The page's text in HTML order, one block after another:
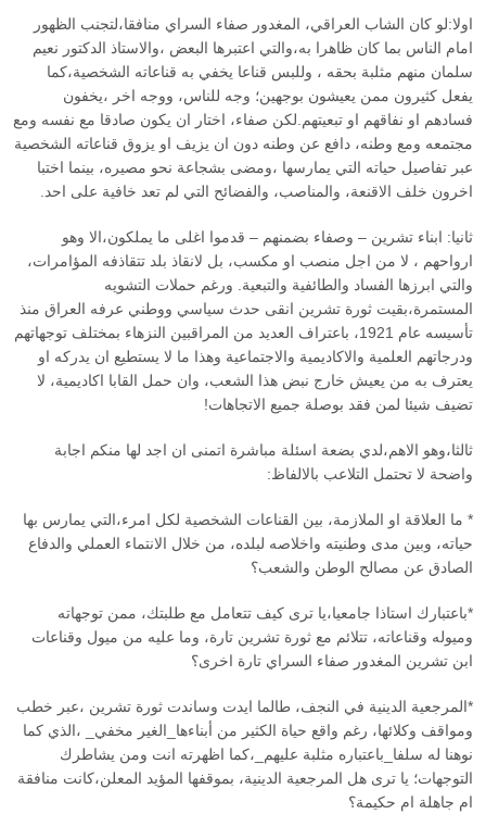
اولا:لو كان الشاب العراقي، المغدور صفاء السراي منافقا،لتجنب الظهور
امام الناس بما كان ظاهرا به،والتي اعتبرها البعض ،والاستاذ الدكتور نعيم
سلمان منهم مثلبة بحقه ، وللبس قناعا يخفي به قناعاته الشخصية،كما
يفعل كثيرون ممن يعيشون بوجهين؛ وجه للناس، ووجه اخر ،يخفون
فسادهم او نفاقهم او تبعيتهم.لكن صفاء، اختار ان يكون صادقا مع نفسه ومع
مجتمعه ومع وطنه، دافع عن وطنه دون ان يزيف او يزوق قناعاته الشخصية
عبر تفاصيل حياته التي يمارسها ،ومضى بشجاعة نحو مصيره، بينما اختبا
اخرون خلف الاقنعة، والمناصب، والفضائح التي لم تعد خافية على احد.
ثانيا: ابناء تشرين – وصفاء بضمنهم – قدموا اغلى ما يملكون،الا وهو
ارواحهم ، لا من اجل منصب او مكسب، بل لانقاذ بلد تتقاذفه المؤامرات،
والتي ابرزها الفساد والطائفية والتبعية. ورغم حملات التشويه
المستمرة،بقيت ثورة تشرين انقى حدث سياسي ووطني عرفه العراق منذ
تأسيسه عام 1921، باعتراف العديد من المراقبين النزهاء بمختلف توجهاتهم
ودرجاتهم العلمية والاكاديمية والاجتماعية وهذا ما لا يستطيع ان يدركه او
يعترف به من يعيش خارج نبض هذا الشعب، وان حمل القابا اكاديمية، لا
تضيف شيئا لمن فقد بوصلة جميع الاتجاهات!
ثالثا،وهو الاهم،لدي بضعة اسئلة مباشرة اتمنى ان اجد لها منكم اجابة
واضحة لا تحتمل التلاعب بالالفاظ:
* ما العلاقة او الملازمة، بين القناعات الشخصية لكل امرء،التي يمارس بها
حياته، وبين مدى وطنيته واخلاصه لبلده، من خلال الانتماء العملي والدفاع
الصادق عن مصالح الوطن والشعب؟
*باعتبارك استاذا جامعيا،يا ترى كيف تتعامل مع طلبتك، ممن توجهاته
وميوله وقناعاته، تتلائم مع ثورة تشرين تارة، وما عليه من ميول وقناعات
ابن تشرين المغدور صفاء السراي تارة اخرى؟
*المرجعية الدينية في النجف، طالما ايدت وساندت ثورة تشرين ،عبر خطب
ومواقف وكلائها، رغم واقع حياة الكثير من أبناءها_الغير مخفي_ ،الذي كما
نوهنا له سلفا_باعتباره مثلبة عليهم_،كما اظهرته انت ومن يشاطرك
التوجهات؛ يا ترى هل المرجعية الدينية، بموقفها المؤيد المعلن،كانت منافقة
ام جاهلة ام حكيمة؟